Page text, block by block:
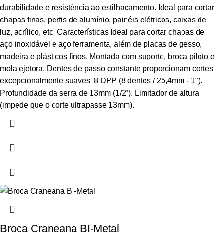
durabilidade e resistência ao estilhaçamento. Ideal para cortar
chapas finas, perfis de alumínio, painéis elétricos, caixas de
luz, acrílico, etc. Características Ideal para cortar chapas de
aço inoxidável e aço ferramenta, além de placas de gesso,
madeira e plásticos finos. Montada com suporte, broca piloto e
mola ejetora. Dentes de passo constante proporcionam cortes
excepcionalmente suaves. 8 DPP (8 dentes / 25,4mm - 1").
Profundidade da serra de 13mm (1/2”). Limitador de altura
(impede que o corte ultrapasse 13mm).
Broca Craneana BI-Metal